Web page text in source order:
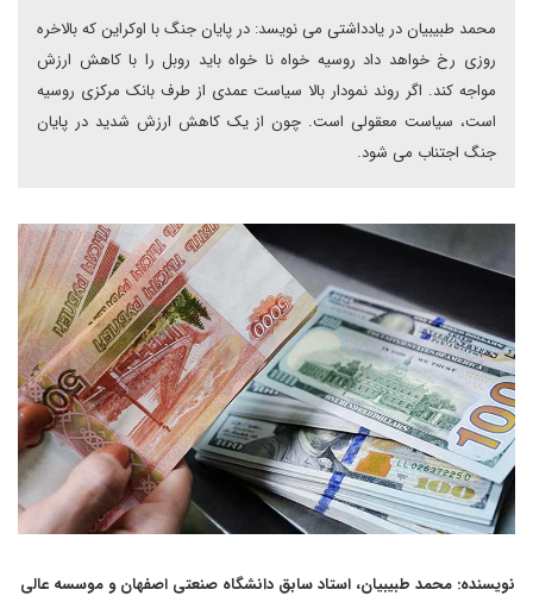
محمد طبیبیان در یادداشتی می نویسد: در پایان جنگ با اوکراین که بالاخره
روزی رخ خواهد داد روسیه خواه نا خواه باید روبل را با کاهش ارزش
مواجه کند. اگر روند نمودار بالا سیاست عمدی از طرف بانک مرکزی روسیه
است، سیاست معقولی است. چون از یک کاهش ارزش شدید در پایان
جنگ اجتناب می شود.
نویسنده: محمد طبیبیان، استاد سابق دانشگاه صنعتی اصفهان و موسسه عالی